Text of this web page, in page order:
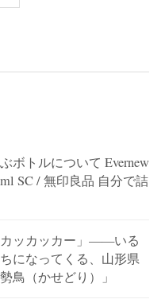
ボトルについて Evernew
SC / 無印良品 自分で詰
カッカッカー」——いる
になってくる、山形県
鳥（かせどり）」